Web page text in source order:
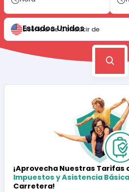
Licencia de Conducir de
Estados Unidos
¡Aprovecha Nuestras Tarifas
Impuestos y Asistencia Básica
Carretera!